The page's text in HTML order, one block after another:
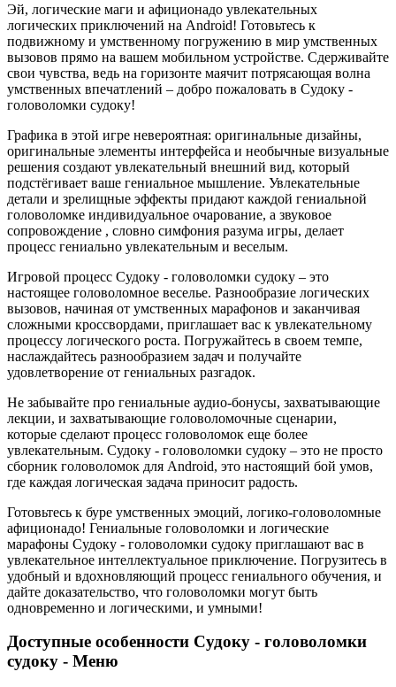
Эй, логические маги и афиционадо увлекательных
логических приключений на Android! Готовьтесь к
подвижному и умственному погружению в мир умственных
вызовов прямо на вашем мобильном устройстве. Сдерживайте
свои чувства, ведь на горизонте маячит потрясающая волна
умственных впечатлений – добро пожаловать в Судоку -
головоломки судоку!
Графика в этой игре невероятная: оригинальные дизайны,
оригинальные элементы интерфейса и необычные визуальные
решения создают увлекательный внешний вид, который
подстёгивает ваше гениальное мышление. Увлекательные
детали и зрелищные эффекты придают каждой гениальной
головоломке индивидуальное очарование, а звуковое
сопровождение , словно симфония разума игры, делает
процесс гениально увлекательным и веселым.
Игровой процесс Судоку - головоломки судоку – это
настоящее головоломное веселье. Разнообразие логических
вызовов, начиная от умственных марафонов и заканчивая
сложными кроссвордами, приглашает вас к увлекательному
процессу логического роста. Погружайтесь в своем темпе,
наслаждайтесь разнообразием задач и получайте
удовлетворение от гениальных разгадок.
Не забывайте про гениальные аудио-бонусы, захватывающие
лекции, и захватывающие головоломочные сценарии,
которые сделают процесс головоломок еще более
увлекательным. Судоку - головоломки судоку – это не просто
сборник головоломок для Android, это настоящий бой умов,
где каждая логическая задача приносит радость.
Готовьтесь к буре умственных эмоций, логико-головоломные
афиционадо! Гениальные головоломки и логические
марафоны Судоку - головоломки судоку приглашают вас в
увлекательное интеллектуальное приключение. Погрузитесь в
удобный и вдохновляющий процесс гениального обучения, и
дайте доказательство, что головоломки могут быть
одновременно и логическими, и умными!
Доступные особенности Судоку - головоломки
судоку - Меню